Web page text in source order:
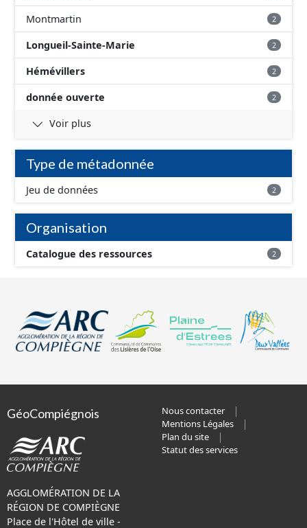
Montmartin 2
Longueil-Sainte-Marie 2
Hémévillers 2
donnée ouverte 2
Voir plus
Type de métadonnée
Jeu de données 2
Organisation
Catalogue des ressources 2
GéoCompiégnois
AGGLOMÉRATION DE LA
RÉGION DE COMPIÈGNE
Place de l'Hôtel de ville -
Nous contacter
Mentions Légales
Plan du site
Statut des services